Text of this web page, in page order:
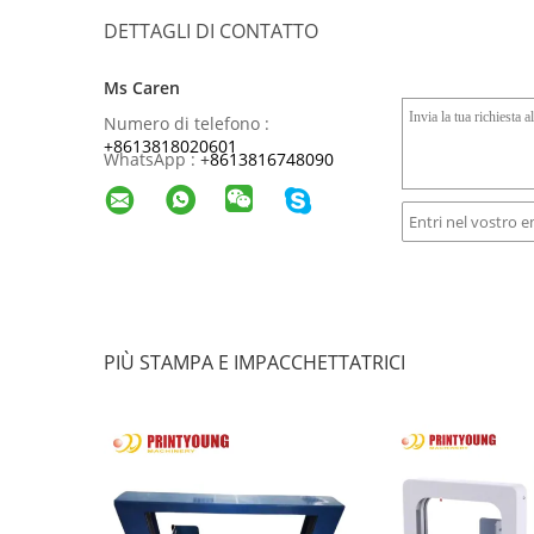
DETTAGLI DI CONTATTO
Ms Caren
Numero di telefono :
+8613818020601
WhatsApp :+8613816748090
PIÙ STAMPA E IMPACCHETTATRICI